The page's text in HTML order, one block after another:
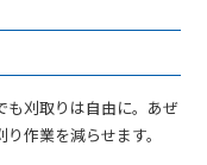
も刈取りは自由に。あぜ
作業を減らせます。